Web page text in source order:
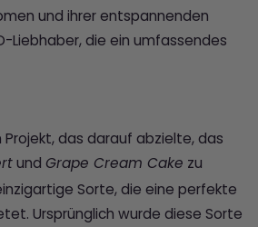
und ihrer entspannenden
Liebhaber, die ein umfassendes
das darauf abzielte, das
und Grape Cream Cake zu
Sorte, die eine perfekte
Ursprünglich wurde diese Sorte